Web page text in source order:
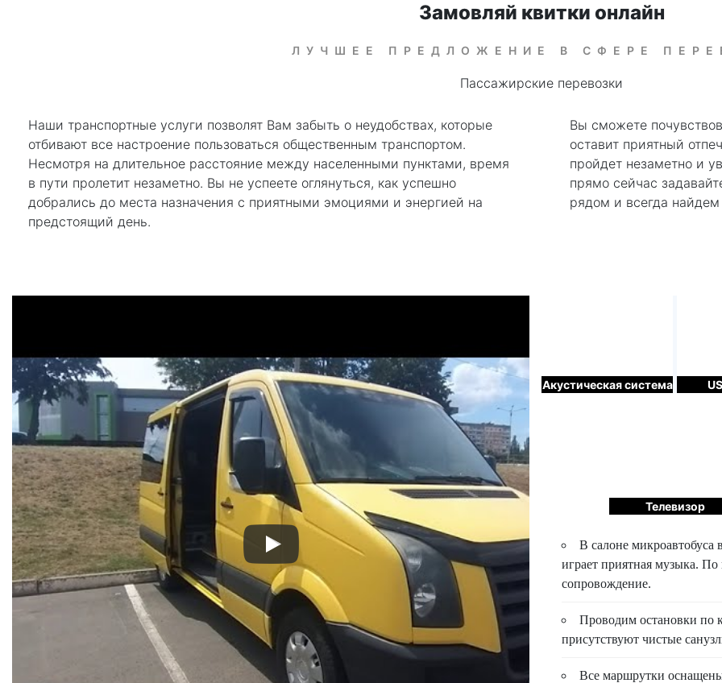
Замовляй квитки онлайн
ЛУЧШЕЕ ПРЕДЛОЖЕНИЕ В СФЕРЕ
Пассажирские перевозки
Наши транспортные услуги позволят Вам забыть о неудобствах, которые
отбивают все настроение пользоваться общественным транспортом.
Несмотря на длительное расстояние между населенными пунктами, время
в пути пролетит незаметно. Вы не успеете оглянуться, как успешно
добрались до места назначения с приятными эмоциями и энергией на
предстоящий день.
Вы сможете
оставит приятный
пройдет незаметно и
прямо сейчас
рядом и всегда
Акустическая система
Телевизор
В салоне микроавтобуса
играет приятная музыка. По
сопровождение.
Проводим остановки по
присутствуют чистые
Все маршрутки